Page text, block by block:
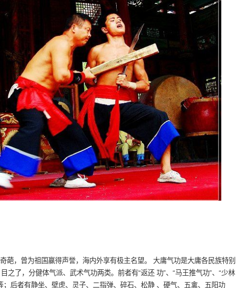
葩，曾为祖国赢得声誉，海内外享有极主名望。 大庸气功是大庸各民族特别
之了，分健体气派、武术气功两类。前者有“返还 功”、“马王推气功”、“少林
；后者有静坐、壁虎、灵子、二指弹、碎石、松静 、硬气、五禽、五阳功